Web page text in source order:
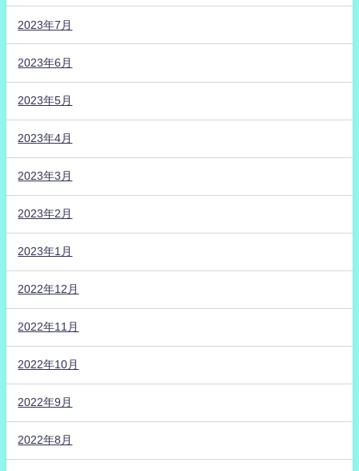
2023年7月
2023年6月
2023年5月
2023年4月
2023年3月
2023年2月
2023年1月
2022年12月
2022年11月
2022年10月
2022年9月
2022年8月